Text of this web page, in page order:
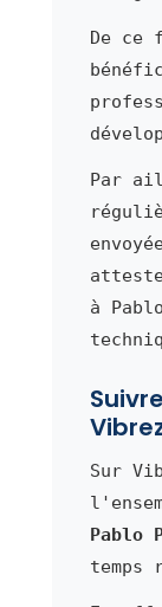
De
Par
à
Sur
Pablo
temps